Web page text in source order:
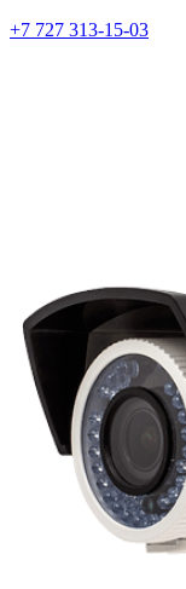
+7 727 313-15-03